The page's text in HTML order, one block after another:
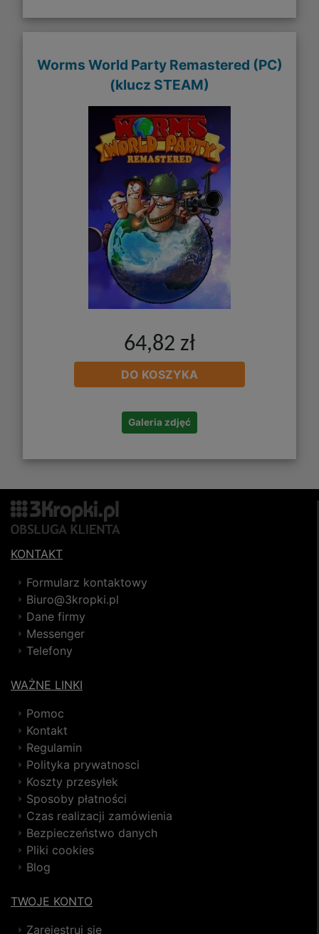
Worms World Party Remastered (PC)
(klucz STEAM)
64,82 zł
DO KOSZYKA
Galeria zdjęć
KONTAKT
Formularz kontaktowy
Biuro@3kropki.pl
Dane firmy
Messenger
Telefony
WAŻNE LINKI
Pomoc
Kontakt
Regulamin
Polityka prywatnosci
Koszty przesyłek
Sposoby płatności
Czas realizacji zamówienia
Bezpieczeństwo danych
Pliki cookies
Blog
TWOJE KONTO
Zarejestruj się